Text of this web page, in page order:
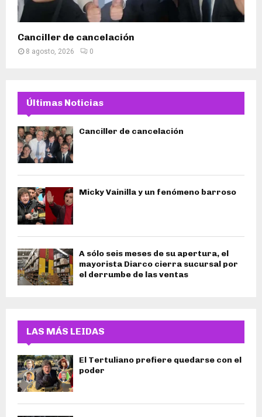
Canciller de cancelación
8 agosto, 2026 0
Últimas Noticias
Canciller de cancelación
Micky Vainilla y un fenómeno barroso
A sólo seis meses de su apertura, el
mayorista Diarco cierra sucursal por
el derrumbe de las ventas
LAS MÁS LEIDAS
El Tertuliano prefiere quedarse con el
poder